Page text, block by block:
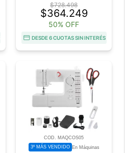
$728.498
$364.249
50% OFF
DESDE 6 CUOTAS SIN INTERÉS
COD. MAQCOS05
3º MÁS VENDIDO En Máquinas